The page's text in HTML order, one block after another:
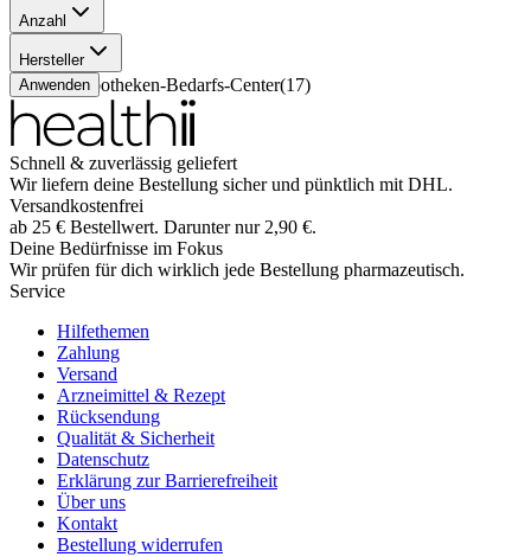
Anzahl
(17
Hersteller
ABC Apotheken-Bedarfs-Center(17)
Anwenden
Schnell & zuverlässig geliefert
Wir liefern deine Bestellung sicher und pünktlich mitDHL.
Versandkostenfrei
ab 25 € Bestellwert. Darunter nur2,90 €.
Deine Bedürfnisse im Fokus
Wir prüfen für dich wirklich jede Bestellung pharmazeutisch.
Service
Hilfethemen
Zahlung
Versand
Arzneimittel & Rezept
Rücksendung
Qualität & Sicherheit
Datenschutz
Erklärung zur Barrierefreiheit
Über uns
Kontakt
Bestellung widerrufen